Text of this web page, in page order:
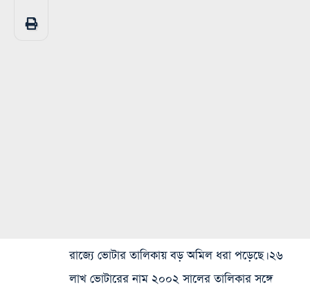
রাজ্যে ভোটার তালিকায় বড় অমিল ধরা পড়েছে। ২৬
লাখ ভোটারের নাম ২০০২ সালের তালিকার সঙ্গে